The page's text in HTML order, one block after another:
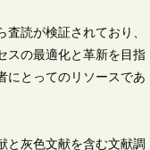
査読が検証されており、
スの最適化と革新を目指
にとってのリソースであ
と灰色文献を含む文献調